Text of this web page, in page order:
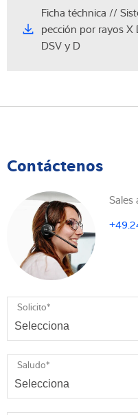
Ficha téchnica //
pección por rayos X
DSV y D
Contáctenos
Sales
Solicito*
Saludo*